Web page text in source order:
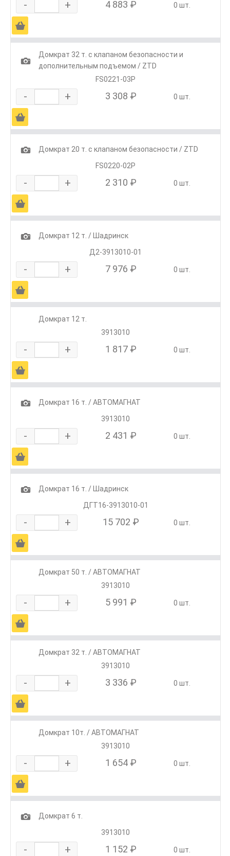
- + 4 883 ₽ 0 шт.
Ä
1
Домкрат 32 т. с клапаном безопасности и
дополнительным подъемом / ZTD
FS0221-03P
- + 3 308 ₽ 0 шт.
Ä
1
Домкрат 20 т. с клапаном безопасности / ZTD
FS0220-02P
- + 2 310 ₽ 0 шт.
Ä
1
Домкрат 12 т. / Шадринск
Д2-3913010-01
- + 7 976 ₽ 0 шт.
Ä
Домкрат 12 т.
3913010
- + 1 817 ₽ 0 шт.
Ä
1
Домкрат 16 т. / АВТОМАГНАТ
3913010
- + 2 431 ₽ 0 шт.
Ä
1
Домкрат 16 т. / Шадринск
ДГТ16-3913010-01
- + 15 702 ₽ 0 шт.
Ä
Домкрат 50 т. / АВТОМАГНАТ
3913010
- + 5 991 ₽ 0 шт.
Ä
Домкрат 32 т. / АВТОМАГНАТ
3913010
- + 3 336 ₽ 0 шт.
Ä
Домкрат 10т. / АВТОМАГНАТ
3913010
- + 1 654 ₽ 0 шт.
Ä
1
Домкрат 6 т.
3913010
- + 1 152 ₽ 0 шт.